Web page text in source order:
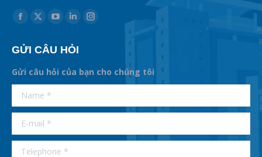
Find us on:
Facebook
opens
in
new
window
X
opens
in
new
window
YouTube
opens
in
new
Linkedin
opens
in
new
Instagram
in
new
GỬI CÂU HỎI
Gửi câu hỏi của bạn cho chúng tôi
supertotobet
betist
Name *
E-mail *
Telephone *